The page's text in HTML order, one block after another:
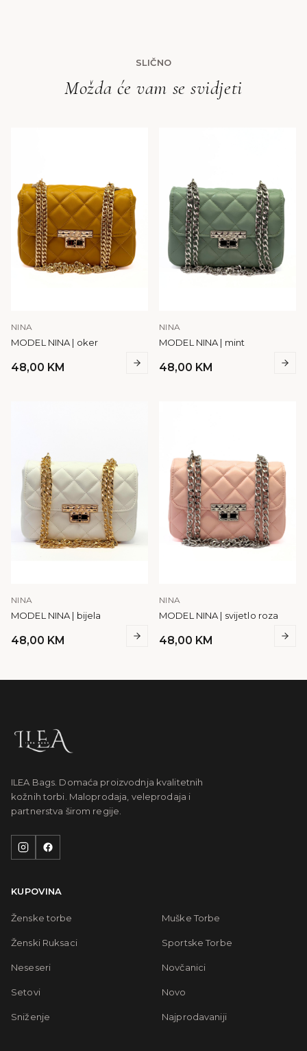
SLIČNO
Možda će vam se svidjeti
NINA
MODEL NINA | oker
48,00 KM
NINA
MODEL NINA | mint
48,00 KM
NINA
MODEL NINA | bijela
48,00 KM
NINA
MODEL NINA | svijetlo roza
48,00 KM
ILEA Bags. Domaća proizvodnja kvalitetnih
kožnih torbi. Maloprodaja, veleprodaja i
partnerstva širom regije.
KUPOVINA
Ženske torbe Muške Torbe
Ženski Ruksaci Sportske Torbe
Neseseri Novčanici
Setovi Novo
Sniženje Najprodavaniji